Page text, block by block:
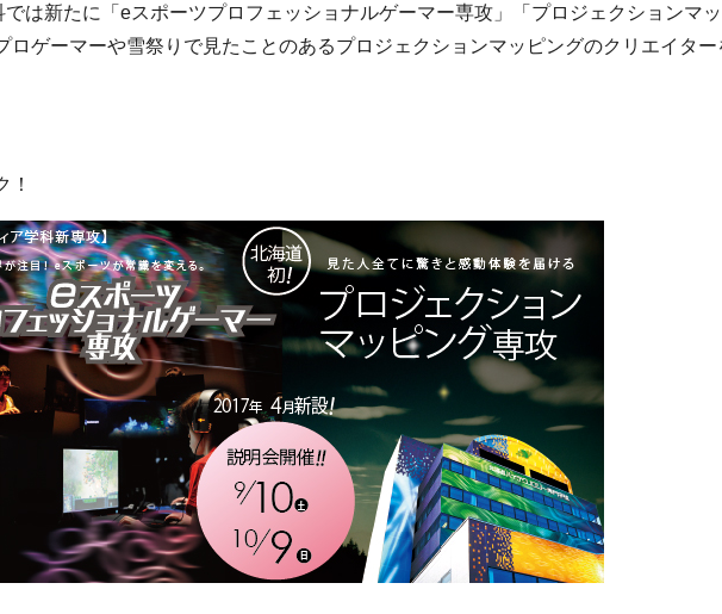
は新たに「eスポーツプロフェッショナルゲーマー専攻」「プロジェクションマ
ロゲーマーや雪祭りで見たことのあるプロジェクションマッピングのクリエイター
！